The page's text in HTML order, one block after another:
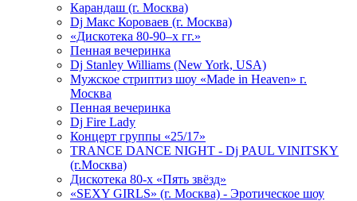
Карандаш (г. Москва)
Dj Макс Короваев (г. Москва)
«Дискотека 80-90–х гг.»
Пенная вечеринка
Dj Stanley Williams (New York, USA)
Мужское стриптиз шоу «Made in Heaven» г.
Москва
Пенная вечеринка
Dj Fire Lady
Концерт группы «25/17»
TRANCE DANCE NIGHT - Dj PAUL VINITSKY
(г.Москва)
Дискотека 80-х «Пять звёзд»
«SEXY GIRLS» (г. Москва) - Эротическое шоу